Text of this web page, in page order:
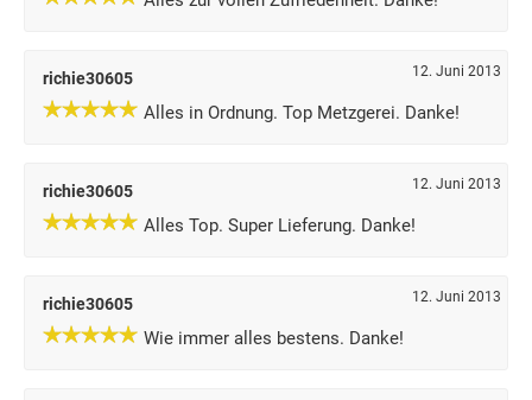
richie30605 12. Juni 2013
Alles in Ordnung. Top Metzgerei. Danke!
richie30605 12. Juni 2013
Alles Top. Super Lieferung. Danke!
richie30605 12. Juni 2013
Wie immer alles bestens. Danke!